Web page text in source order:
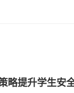
略提升学生安